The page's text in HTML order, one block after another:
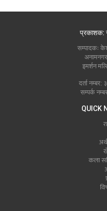
प्रकाशक:
सम्पादकः
इमर्शन
दर्ता
सम्पर्क
QUICK
कला